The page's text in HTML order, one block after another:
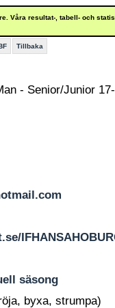
Våra resultat-, tabell- och
Tillbaka
- Senior/Junior
säsong
byxa, strumpa)